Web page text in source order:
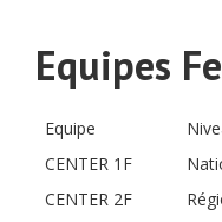
Equipes
Equipe
CENTER 1F
CENTER 2F